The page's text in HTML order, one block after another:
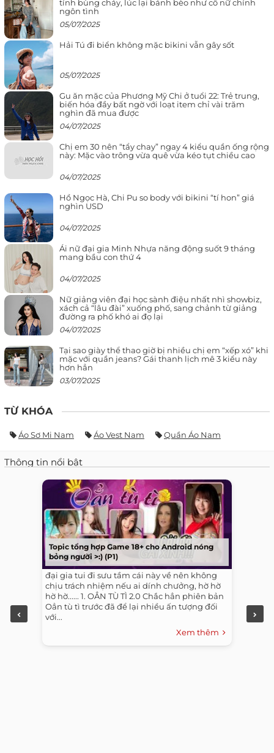
tính bùng cháy, lúc lại bánh bèo như cô nữ chính
ngôn tình
05/07/2025
Hải Tú đi biển không mặc bikini vẫn gây sốt
05/07/2025
Gu ăn mặc của Phương Mỹ Chi ở tuổi 22: Trẻ trung,
biến hóa đầy bất ngờ với loạt item chỉ vài trăm
nghìn đã mua được
04/07/2025
Chị em 30 nên “tẩy chay” ngay 4 kiểu quần ống rộng
này: Mặc vào trông vừa quê vừa kéo tụt chiều cao
04/07/2025
Hồ Ngọc Hà, Chi Pu so body với bikini “tí hon” giá
nghìn USD
04/07/2025
Ái nữ đại gia Minh Nhựa năng động suốt 9 tháng
mang bầu con thứ 4
04/07/2025
Nữ giảng viên đại học sành điệu nhất nhì showbiz,
xách cả “lâu đài” xuống phố, sang chảnh từ giảng
đường ra phố khó ai đọ lại
04/07/2025
Tại sao giày thể thao giờ bị nhiều chị em “xếp xó” khi
mặc với quần jeans? Gái thanh lịch mê 3 kiểu này
hơn hẳn
03/07/2025
TỪ KHÓA
Áo Sơ Mi Nam Áo Vest Nam Quần Áo Nam
Thông tin nổi bật
Topic tổng hợp Game 18+ cho Android nóng
bỏng người >:) (P1)
đại gia tui đi sưu tầm cái này về nên không
chịu trách nhiệm nếu ai dính chưởng, hờ hờ
hờ hờ...... 1. OẲN TÙ TÌ 2.0 Chắc hẳn phiên bản
Oẳn tù tì trước đã để lại nhiều ấn tượng đối
với...
Xem thêm